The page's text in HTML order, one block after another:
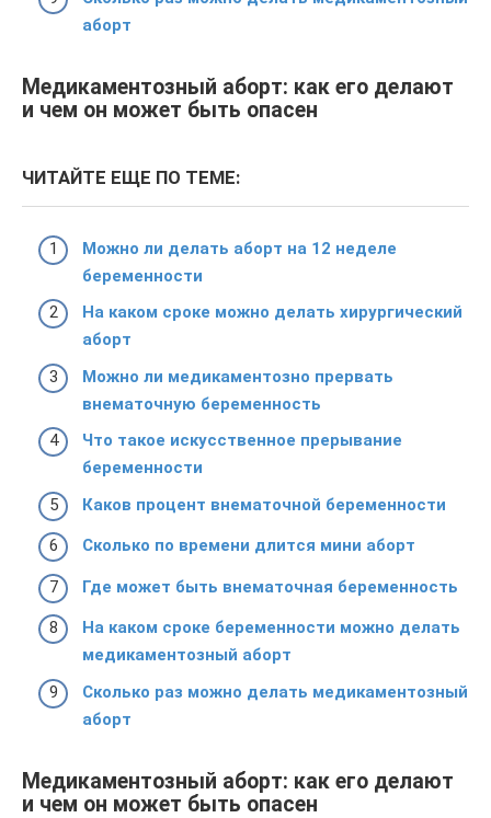
аборт
Медикаментозный аборт: как его делают
и чем он может быть опасен
ЧИТАЙТЕ ЕЩЕ ПО ТЕМЕ:
Можно ли делать аборт на 12 неделе
беременности
На каком сроке можно делать хирургический
аборт
Можно ли медикаментозно прервать
внематочную беременность
Что такое искусственное прерывание
беременности
Каков процент внематочной беременности
Сколько по времени длится мини аборт
Где может быть внематочная беременность
На каком сроке беременности можно делать
медикаментозный аборт
Сколько раз можно делать медикаментозный
аборт
Медикаментозный аборт: как его делают
и чем он может быть опасен